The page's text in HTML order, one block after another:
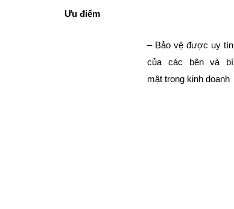
Ưu điểm
– Bảo vệ được uy tín
của các bên và bí
mật trong kinh doanh